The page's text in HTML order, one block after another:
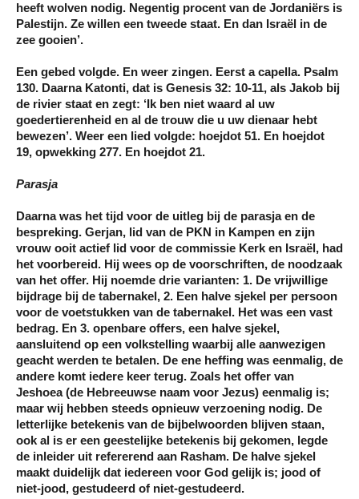
heeft wolven nodig. Negentig procent van de Jordaniërs is
Palestijn. Ze willen een tweede staat. En dan Israël in de
zee gooien’.
Een gebed volgde. En weer zingen. Eerst a capella. Psalm
130. Daarna Katonti, dat is Genesis 32: 10-11, als Jakob bij
de rivier staat en zegt: ‘Ik ben niet waard al uw
goedertierenheid en al de trouw die u uw dienaar hebt
bewezen’. Weer een lied volgde: hoejdot 51. En hoejdot
19, opwekking 277. En hoejdot 21.
Parasja
Daarna was het tijd voor de uitleg bij de parasja en de
bespreking. Gerjan, lid van de PKN in Kampen en zijn
vrouw ooit actief lid voor de commissie Kerk en Israël, had
het voorbereid. Hij wees op de voorschriften, de noodzaak
van het offer. Hij noemde drie varianten: 1. De vrijwillige
bijdrage bij de tabernakel, 2. Een halve sjekel per persoon
voor de voetstukken van de tabernakel. Het was een vast
bedrag. En 3. openbare offers, een halve sjekel,
aansluitend op een volkstelling waarbij alle aanwezigen
geacht werden te betalen. De ene heffing was eenmalig, de
andere komt iedere keer terug. Zoals het offer van
Jeshoea (de Hebreeuwse naam voor Jezus) eenmalig is;
maar wij hebben steeds opnieuw verzoening nodig. De
letterlijke betekenis van de bijbelwoorden blijven staan,
ook al is er een geestelijke betekenis bij gekomen, legde
de inleider uit refererend aan Rasham. De halve sjekel
maakt duidelijk dat iedereen voor God gelijk is; jood of
niet-jood, gestudeerd of niet-gestudeerd.